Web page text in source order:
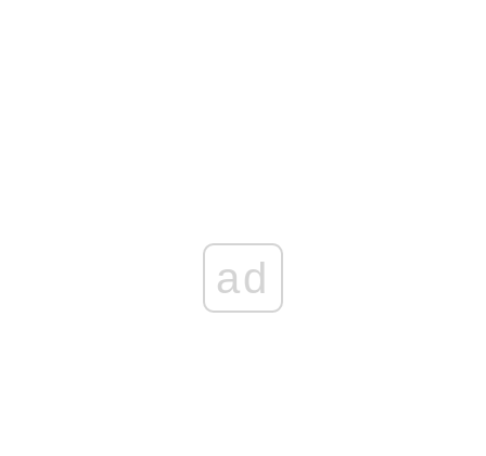
ad